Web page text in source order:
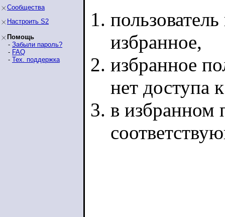
Сообщества
Настроить S2
Помощь
- Забыли пароль?
- FAQ
- Тех. поддержка
избранное,
избранное
нет доступа
в избранном